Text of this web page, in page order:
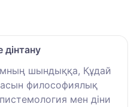
шындыққа, Құдай
философиялық
мен діни